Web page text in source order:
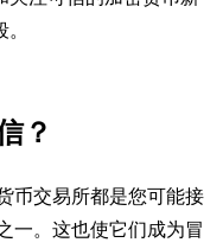
？
币交易所都是您可能接
一。这也使它们成为冒